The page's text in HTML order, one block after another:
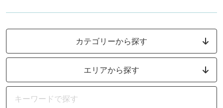
カテゴリーから探す
エリアから探す